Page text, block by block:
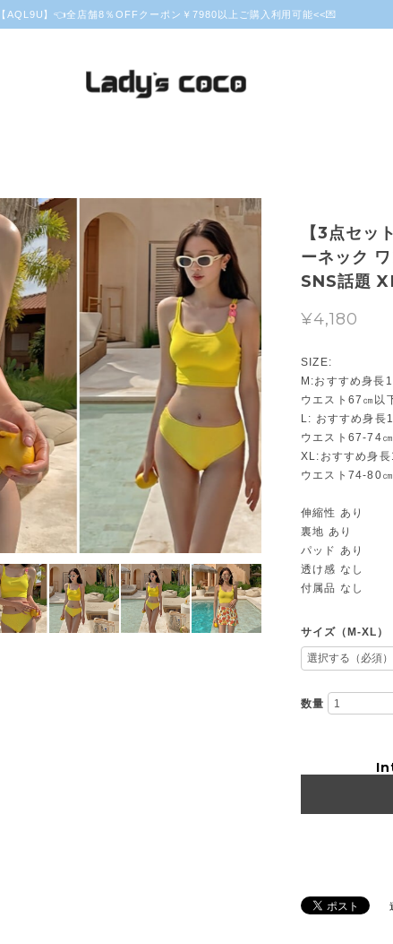
【AQL9U】👈全店舗8％OFFクーポン￥7980以上ご購入利用可能<<💌
【3点セッ
ーネック
SNS話題
¥4,180
SIZE:
M:おすすめ身
ウエスト67㎝以
L: おすすめ身
ウエスト67-74㎝
XL:おすすめ身
ウエスト74-80㎝
伸縮性 あり
裏地 あり
パッド あり
透け感 なし
付属品 なし
サイズ（M-XL）
数量